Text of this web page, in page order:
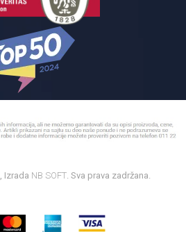
, Izrada NB SOFT . Sva prava zadržana.